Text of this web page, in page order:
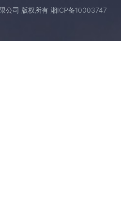
公司 版权所有 湘ICP备10003747